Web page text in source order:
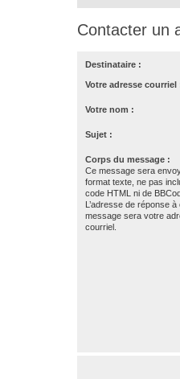
Contacter un
Destinataire :
Votre adresse courriel
Votre nom :
Sujet :
Corps du message :
Ce message sera
format texte, ne pas
code HTML ni de
L’adresse de réponse à
message sera votre
courriel.